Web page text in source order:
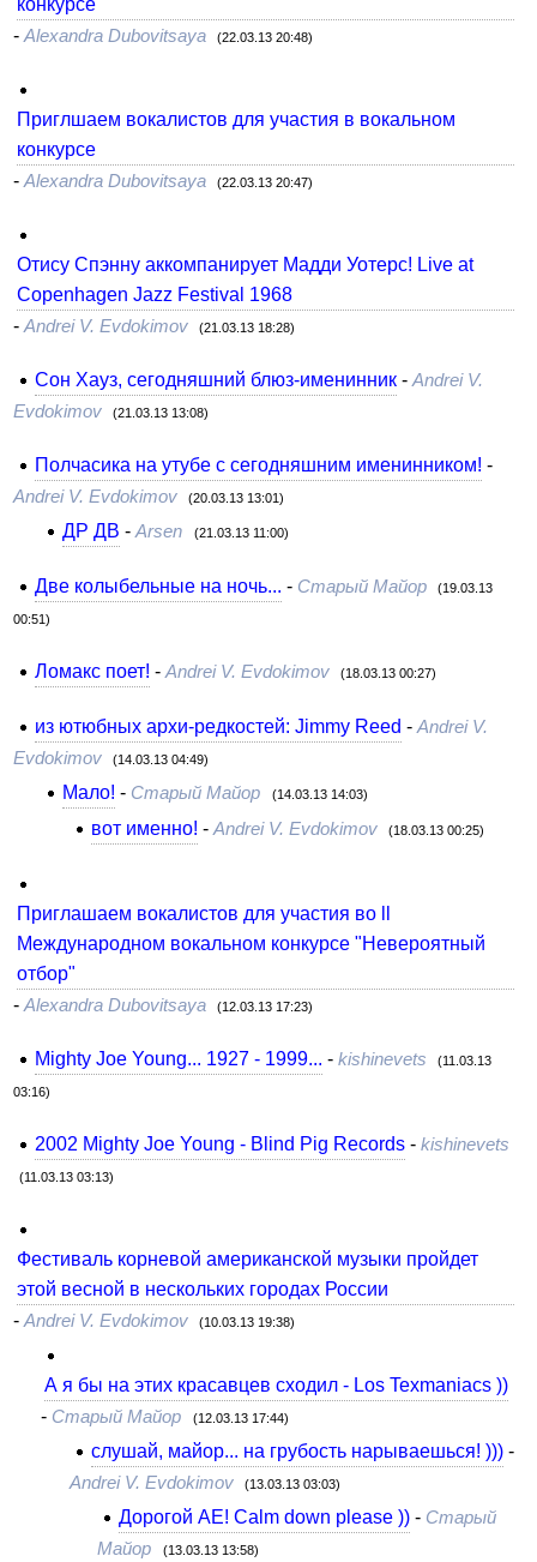
- Alexandra Dubovitsaya (22.03.13 20:48)
Приглшаем вокалистов для участия в вокальном
конкурсе
- Alexandra Dubovitsaya (22.03.13 20:47)
Отису Спэнну аккомпанирует Мадди Уотерс! Live at
Copenhagen Jazz Festival 1968
- Andrei V. Evdokimov (21.03.13 18:28)
Сон Хауз, сегодняшний блюз-именинник- Andrei V.
Evdokimov
(21.03.13 13:08)
Полчасика на утубе с сегодняшним именинником! -
Andrei V. Evdokimov (20.03.13 13:01)
ДР ДВ -Arsen (21.03.13 11:00)
Две колыбельные на ночь... - Старый Майор (19.03.13
00:51)
Ломакс поет! - Andrei V. Evdokimov (18.03.13 00:27)
из ютюбных архи-редкостей: Jimmy Reed - Andrei V.
Evdokimov
(14.03.13 04:49)
Мало! - Старый Майор (14.03.13 14:03)
вот именно! - Andrei V. Evdokimov (18.03.13 00:25)
Приглашаем вокалистов для участия во ll
Международном вокальном конкурсе "Невероятный
отбор"
- Alexandra Dubovitsaya (12.03.13 17:23)
Mighty Joe Young... 1927 - 1999... - kishinevets (11.03.13
03:16)
2002 Mighty Joe Young - Blind Pig Records- kishinevets
(11.03.13 03:13)
Фестиваль корневой американской музыки пройдет
этой весной в нескольких городах России
- Andrei V. Evdokimov (10.03.13 19:38)
А я бы на этих красавцев сходил - Los Texmaniacs ))
- Старый Майор (12.03.13 17:44)
слушай, майор... на грубость нарываешься! )))-
Andrei V. Evdokimov (13.03.13 03:03)
Дорогой АЕ! Calm down please ))- Старый
Майор
(13.03.13 13:58)